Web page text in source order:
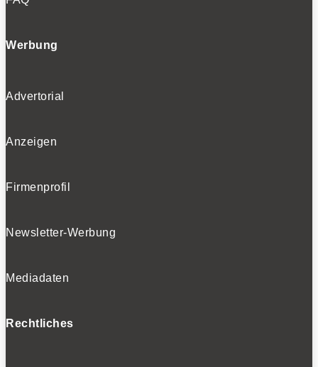
Werbung
Advertorial
Anzeigen
Firmenprofil
Newsletter-Werbung
Mediadaten
Rechtliches